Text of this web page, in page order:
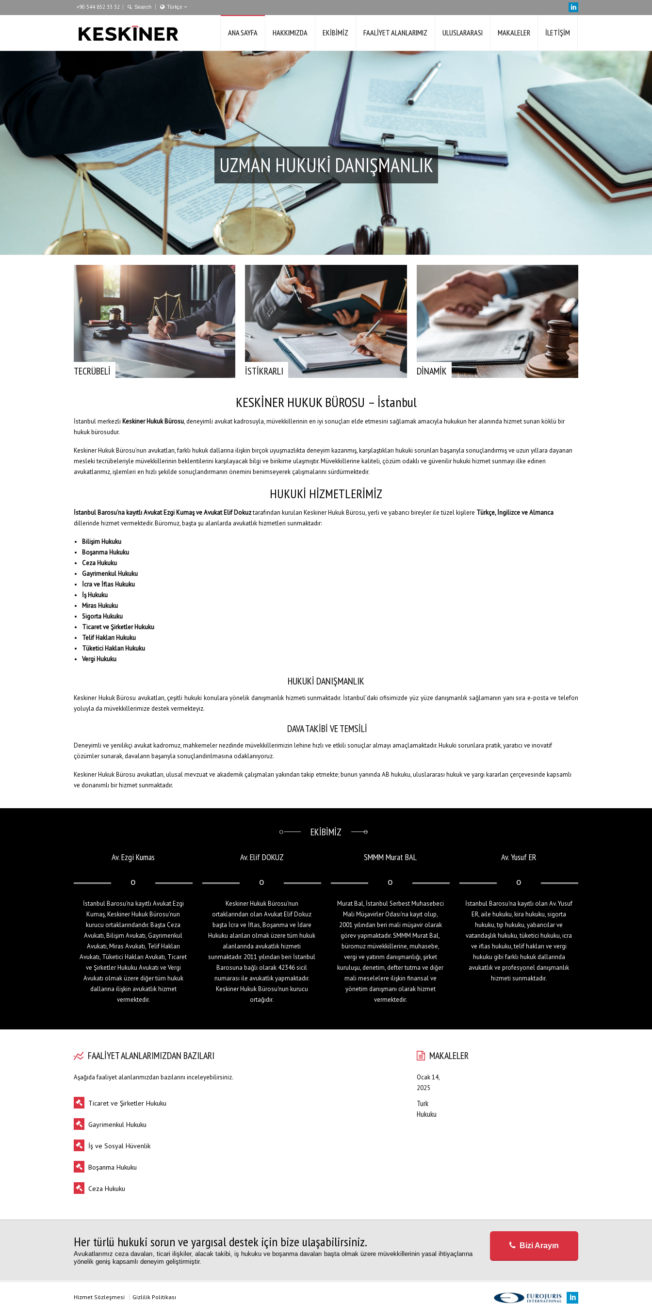
+90 544 852 33 32
Türkçe
English
ANA SAYFA HAKKIMIZDA EKİBİMİZ FAALİYET ALANLARIMIZ ULUSLARARASI MAKALELER İLETİŞİM
UZMAN HUKUKİ DANIŞMANLIK
TECRÜBELİ İSTİKRARLI DİNAMİK
KESKİNER HUKUK BÜROSU – İstanbul
İstanbul merkezli Keskiner Hukuk Bürosu, deneyimli avukat kadrosuyla, müvekkillerinin en iyi sonuçları elde etmesini sağlamak amacıyla hukukun her alanında hizmet sunan köklü bir
hukuk bürosudur.
Keskiner Hukuk Bürosu’nun avukatları, farklı hukuk dallarına ilişkin birçok uyuşmazlıkta deneyim kazanmış, karşılaştıkları hukuki sorunları başarıyla sonuçlandırmış ve uzun yıllara dayanan
mesleki tecrübeleriyle müvekkillerinin beklentilerini karşılayacak bilgi ve birikime ulaşmıştır. Müvekkillerine kaliteli, çözüm odaklı ve güvenilir hukuki hizmet sunmayı ilke edinen
avukatlarımız, işlemleri en hızlı şekilde sonuçlandırmanın önemini benimseyerek çalışmalarını sürdürmektedir.
HUKUKİ HİZMETLERİMİZ
İstanbul Barosu’na kayıtlı Avukat Ezgi Kumaş ve Avukat Elif Dokuztarafından kurulan Keskiner Hukuk Bürosu, yerli ve yabancı bireyler ile tüzel kişilere Türkçe, İngilizce ve Almanca
dillerinde hizmet vermektedir. Büromuz, başta şu alanlarda avukatlık hizmetleri sunmaktadır:
Bilişim Hukuku
Boşanma Hukuku
Ceza Hukuku
Gayrimenkul Hukuku
İcra ve İflas Hukuku
İş Hukuku
Miras Hukuku
Sigorta Hukuku
Ticaret ve Şirketler Hukuku
Telif Hakları Hukuku
Tüketici Hakları Hukuku
Vergi Hukuku
HUKUKİ DANIŞMANLIK
Keskiner Hukuk Bürosu avukatları, çeşitli hukuki konulara yönelik danışmanlık hizmeti sunmaktadır. İstanbul’daki ofisimizde yüz yüze danışmanlık sağlamanın yanı sıra e-posta ve telefon
yoluyla da müvekkillerimize destek vermekteyiz.
DAVA TAKİBİ VE TEMSİLİ
Deneyimli ve yenilikçi avukat kadromuz, mahkemeler nezdinde müvekkillerimizin lehine hızlı ve etkili sonuçlar almayı amaçlamaktadır. Hukuki sorunlara pratik, yaratıcı ve inovatif
çözümler sunarak, davaların başarıyla sonuçlandırılmasına odaklanıyoruz.
Keskiner Hukuk Bürosu avukatları, ulusal mevzuat ve akademik çalışmaları yakından takip etmekte; bunun yanında AB hukuku, uluslararası hukuk ve yargı kararları çerçevesinde kapsamlı
ve donanımlı bir hizmet sunmaktadır.
EKİBİMİZ
Av. Ezgi Kumas
İstanbul Barosu'na kayıtlı Avukat Ezgi
Kumaş, Keskiner Hukuk Bürosu’nun
kurucu ortaklarındandır. Başta Ceza
Avukatı, Bilişim Avukatı, Gayrimenkul
Avukatı, Miras Avukatı, Telif Hakları
Avukatı, Tüketici Hakları Avukatı, Ticaret
ve Şirketler Hukuku Avukatı ve Vergi
Avukatı olmak üzere diğer tüm hukuk
dallarına ilişkin avukatlık hizmet
vermektedir.
Av. Elif DOKUZ
Keskiner Hukuk Bürosu'nun
ortaklarından olan Avukat Elif Dokuz
başta İcra ve İflas, Boşanma ve İdare
Hukuku alanları olmak üzere tüm hukuk
alanlarında avukatlık hizmeti
sunmaktadır. 2011 yılından beri İstanbul
Barosuna bağlı olarak 42346 sicil
numarası ile avukatlık yapmaktadır.
Keskiner Hukuk Bürosu'nun kurucu
ortağıdır.
SMMM Murat BAL
Murat Bal, İstanbul Serbest Muhasebeci
Mali Müşavirler Odası’na kayıt olup,
2001 yılından beri mali müşavir olarak
görev yapmaktadır. SMMM Murat Bal,
büromuz müvekkillerine, muhasebe,
vergi ve yatırım danışmanlığı, şirket
kuruluşu, denetim, defter tutma ve diğer
mali meselelere ilişkin finansal ve
yönetim danışmanı olarak hizmet
vermektedir.
Av. Yusuf ER
İstanbul Barosu'na kayıtlı olan Av. Yusuf
ER, aile hukuku, kira hukuku, sigorta
hukuku, tıp hukuku, yabancılar ve
vatandaşlık hukuku, tüketici hukuku, icra
ve iflas hukuku, telif hakları ve vergi
hukuku gibi farklı hukuk dallarında
avukatlık ve profesyonel danışmanlık
hizmeti sunmaktadır.
FAALİYET ALANLARIMIZDAN BAZILARI
Aşağıda faaliyet alanlarımızdan bazılarını inceleyebilirsiniz.
Ticaret ve Şirketler Hukuku
Gayrimenkul Hukuku
İş ve Sosyal Hüvenlik
Boşanma Hukuku
Ceza Hukuku
MAKALELER
Ocak 14,
2025
Turk
Hukuku
Bizi Arayın
Her türlü hukuki sorun ve yargısal destek için bize ulaşabilirsiniz.
Avukatlarımız ceza davaları, ticari ilişkiler, alacak takibi, iş hukuku ve boşanma davaları başta olmak üzere müvekkillerinin yasal ihtiyaçlarına
yönelik geniş kapsamlı deneyim geliştirmiştir.
Hizmet Sözleşmesi
Gizlilik Politikası